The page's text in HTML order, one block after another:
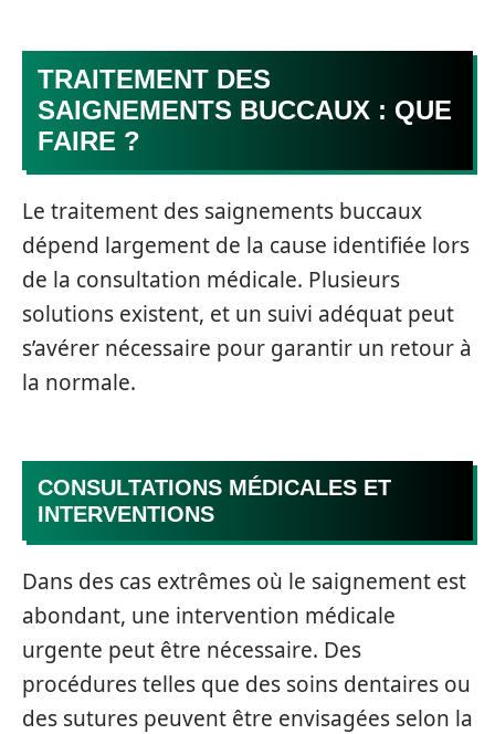
TRAITEMENT DES
SAIGNEMENTS BUCCAUX : QUE
FAIRE ?
Le traitement des saignements buccaux
dépend largement de la cause identifiée lors
de la consultation médicale. Plusieurs
solutions existent, et un suivi adéquat peut
s’avérer nécessaire pour garantir un retour à
la normale.
CONSULTATIONS MÉDICALES ET
INTERVENTIONS
Dans des cas extrêmes où le saignement est
abondant, une intervention médicale
urgente peut être nécessaire. Des
procédures telles que des soins dentaires ou
des sutures peuvent être envisagées selon la